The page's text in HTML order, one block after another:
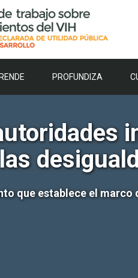
PROFUNDIZA
las
que establece el